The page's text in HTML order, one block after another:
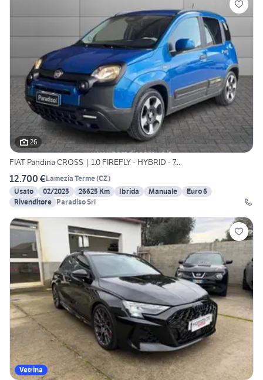
26
FIAT Pandina CROSS | 1.0 FIREFLY - HYBRID - 7...
12.700 €Lamezia Terme(CZ)
Usato
02/2025 26625 Km Ibrida Manuale
Euro 6
Rivenditore Paradiso Srl
Vetrina